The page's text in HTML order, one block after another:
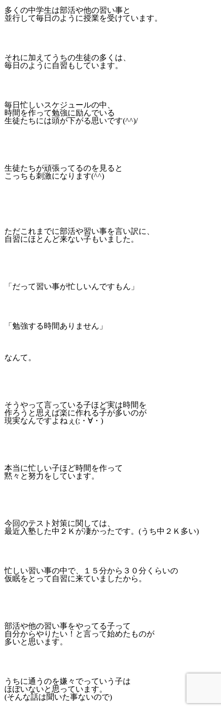
多くの中学生は部活や他の習い事と
並行して毎日のように授業を受けています。
それに加えてうちの生徒の多くは、
毎日のように自習もしています。
毎日忙しいスケジュールの中、
時間を作って勉強に励んでいる
生徒たちには頭が下がる思いです(^^)/
生徒たちが頑張ってるのを見ると
こっちも刺激になります(^^)
ただこれまでに部活や習い事を言い訳に、
自習にほとんど来ない子もいました。
「だって習い事が忙しいんですもん」
「勉強する時間ありません」
なんて。
そうやって言っている子ほど実は時間を
作ろうと思えば楽に作れる子が多いのが
現実なんですよねぇ(;・∀・)
本当に忙しい子ほど時間を作って
黙々と努力をしています。
今回のテスト対策に関しては、
最近入塾した中２Ｋが凄かったです。(うち中２Ｋ多い)
忙しい習い事の中で、１５分から３０分くらいの
仮眠をとって自習に来ていましたから。
部活や他の習い事をやってる子って
自分からやりたい！と言って始めたものが
多いと思います。
うちに通うのを嫌々でっていう子は
ほぼいないと思っています。
(そんな話は聞いた事ないので)